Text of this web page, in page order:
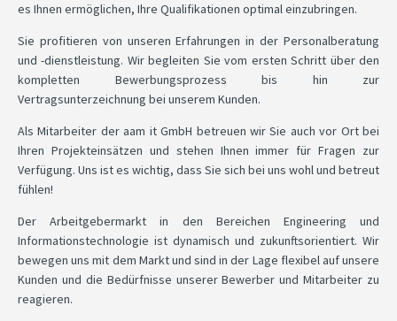
es Ihnen ermöglichen, Ihre Qualifikationen optimal einzubringen.
Sie profitieren von unseren Erfahrungen in der Personalberatung
und -dienstleistung. Wir begleiten Sie vom ersten Schritt über den
kompletten Bewerbungsprozess bis hin zur
Vertragsunterzeichnung bei unserem Kunden.
Als Mitarbeiter der aam it GmbH betreuen wir Sie auch vor Ort bei
Ihren Projekteinsätzen und stehen Ihnen immer für Fragen zur
Verfügung. Uns ist es wichtig, dass Sie sich bei uns wohl und betreut
fühlen!
Der Arbeitgebermarkt in den Bereichen Engineering und
Informationstechnologie ist dynamisch und zukunftsorientiert. Wir
bewegen uns mit dem Markt und sind in der Lage flexibel auf unsere
Kunden und die Bedürfnisse unserer Bewerber und Mitarbeiter zu
reagieren.